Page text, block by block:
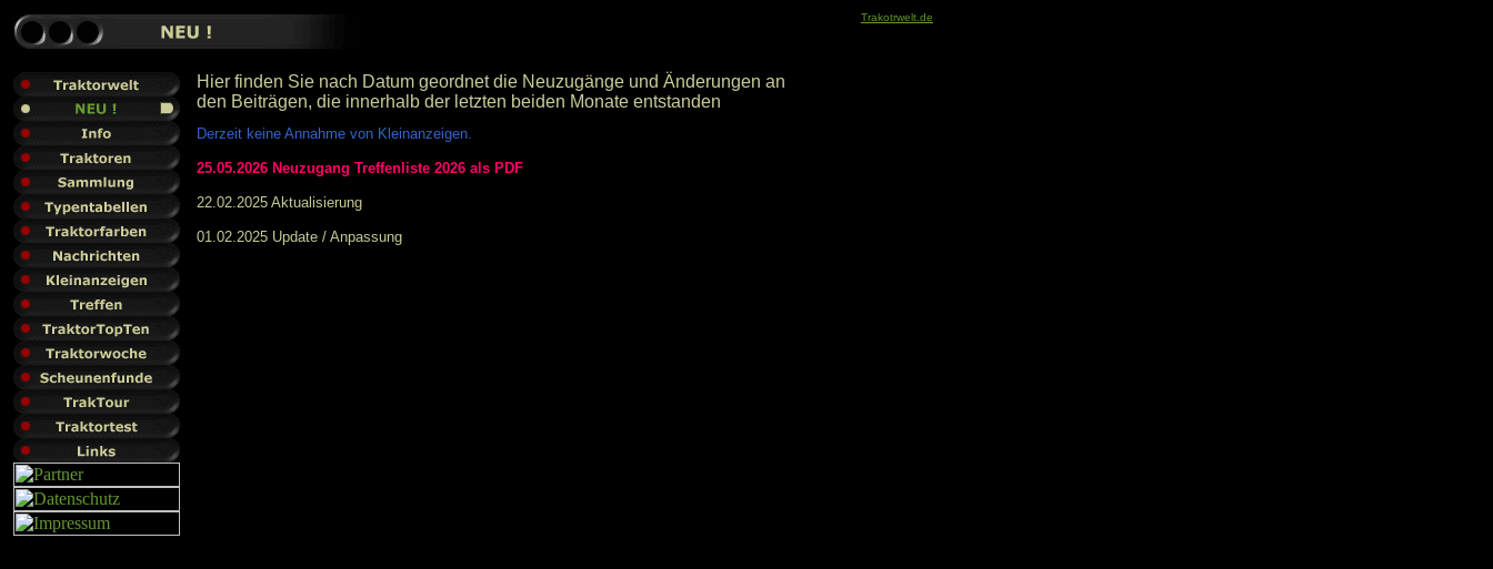
Hier finden Sie nach Datum geordnet die Neuzugänge und Änderungen an
den Beiträgen, die innerhalb der letzten beiden Monate entstanden
Derzeit keine Annahme von Kleinanzeigen.
25.05.2026 Neuzugang Treffenliste 2026 als PDF
22.02.2025 Aktualisierung
01.02.2025 Update / Anpassung
Trakotrwelt.de